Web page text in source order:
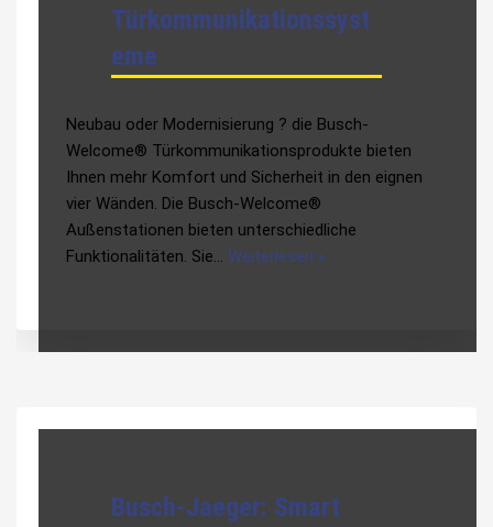
Türkommunikationssyst
eme
Neubau oder Modernisierung ? die Busch-
Welcome® Türkommunikationsprodukte bieten
Ihnen mehr Komfort und Sicherheit in den eignen
vier Wänden. Die Busch-Welcome®
Außenstationen bieten unterschiedliche
Funktionalitäten. Sie… Weiterlesen »
Busch-Jaeger: Smart